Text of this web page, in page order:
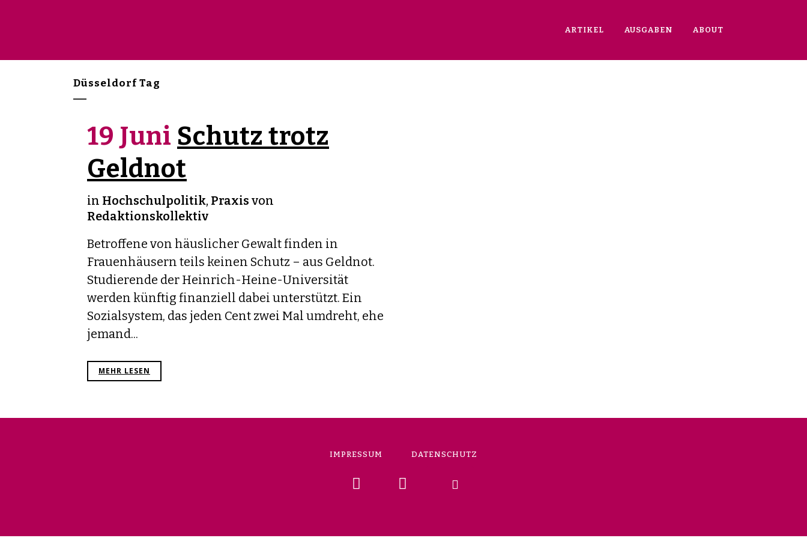
ARTIKEL AUSGABEN ABOUT
Düsseldorf Tag
19 Juni Schutz trotz
Geldnot
in Hochschulpolitik, Praxis von
Redaktionskollektiv
Betroffene von häuslicher Gewalt finden in
Frauenhäusern teils keinen Schutz – aus Geldnot.
Studierende der Heinrich-Heine-Universität
werden künftig finanziell dabei unterstützt. Ein
Sozialsystem, das jeden Cent zwei Mal umdreht, ehe
jemand...
MEHR LESEN
IMPRESSUM DATENSCHUTZ